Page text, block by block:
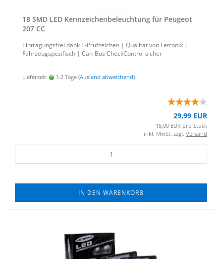
18 SMD LED Kenn­zei­chen­be­leuch­tung für Peu­geot
207 CC
Ein­tra­gungs­frei dank E-​Prüfzeichen | Qua­li­tät von Le­tro­nix |
Fahr­zeug­spe­zi­fisch | Can-​Bus Check­Con­trol si­cher
Lieferzeit: 1-2 Tage (Ausland abweichend)
29,99 EUR
15,00 EUR pro Stück
inkl. MwSt. zzgl. Versand
IN DEN WARENKORB